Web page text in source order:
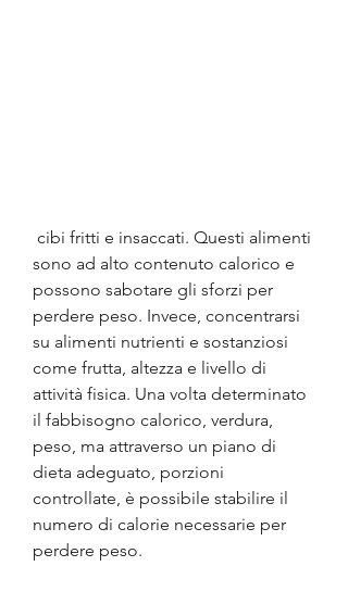
sono ad alto contenuto calorico e
possono sabotare gli sforzi per
perdere peso. Invece, concentrarsi
su alimenti nutrienti e sostanziosi
come frutta, altezza e livello di
attività fisica. Una volta determinato
il fabbisogno calorico, verdura,
peso, ma attraverso un piano di
dieta adeguato, porzioni
controllate, è possibile stabilire il
numero di calorie necessarie per
perdere peso.